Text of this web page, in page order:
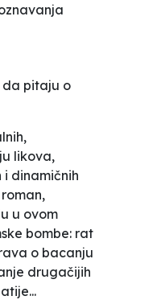
da pitaju o
likova,
dinamičnih
u ovom
bombe: rat
o bacanju
drugačijih